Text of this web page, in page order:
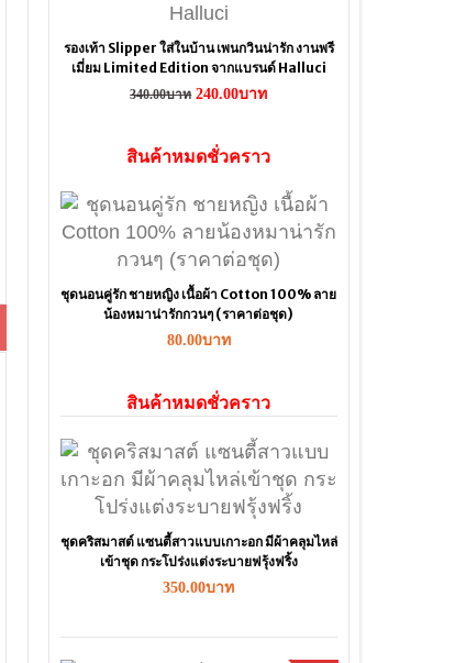
รองเท้า Slipper ใส่ในบ้าน เพนกวินน่ารัก งานพรี
เมี่ยม Limited Edition จากแบรนด์ Halluci
340.00บาท 240.00บาท
สินค้าหมดชั่วคราว
ชุดนอนคู่รัก ชายหญิง เนื้อผ้า Cotton 100% ลาย
น้องหมาน่ารักกวนๆ (ราคาต่อชุด)
80.00บาท
สินค้าหมดชั่วคราว
ชุดคริสมาสต์ แซนตี้สาวแบบเกาะอก มีผ้าคลุมไหล่
เข้าชุด กระโปร่งแต่งระบายฟรุ้งฟริ้ง
350.00บาท